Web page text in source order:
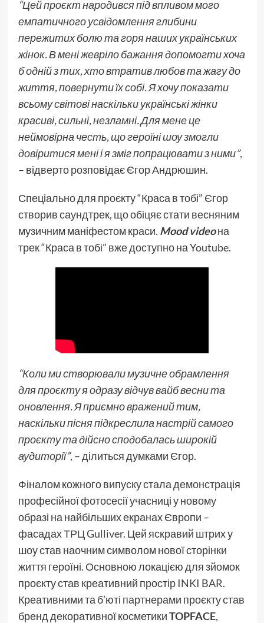
“Цей проєкт народився під впливом мого
емпатичного усвідомлення глибини
пережитих болю та горя наших українських
жінок. В мені жевріло бажання допомогти хоча
б одній з тих, хто втратив любов та жагу до
життя, повернути їх собі. Я хочу показати
всьому світові наскільки українські жінки
красиві, сильні, незламні. Для мене це
неймовірна честь, що героїні шоу змогли
довіритися мені і я зміг попрацювати з ними”,
– відверто розповідає Єгор Андрюшин.
Спеціально для проєкту “Краса в тобі” Єгор
створив саундтрек, що обіцяє стати весняним
музичним маніфестом краси. Mood videoна
трек “Краса в тобі” вже доступно на Youtube.
“Коли ми створювали музичне обрамлення
для проєкту я одразу відчув вайб весни та
оновлення. Я приємно вражений тим,
наскільки пісня підкреслила настрій самого
проєкту та дійсно сподобалась широкій
аудиторії”, – ділиться думками Єгор.
Фіналом кожного випуску стала демонстрація
професійної фотосесії учасниці у новому
образі на найбільших екранах Європи –
фасадахТРЦ Gulliver. Цей яскравий штрих у
шоу став наочним символом нової сторінки
життя героїні. Основною локацією для зйомок
проєкту став креативний простір INKI BAR.
Креативними та б’юті партнерами проєкту став
бренд декоративної косметикиTOPFACE,